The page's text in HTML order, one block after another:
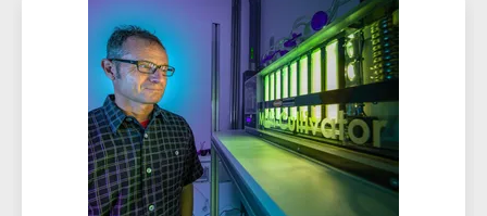
Str. 2, 12489 Berlin oder per E-Mail unter
widerruf@lumitos.com mit Wirkung für die Zukunft
widerrufen. Zudem ist in jeder E-Mail ein Link zur
Abbestellung des entsprechenden Newsletters
enthalten.